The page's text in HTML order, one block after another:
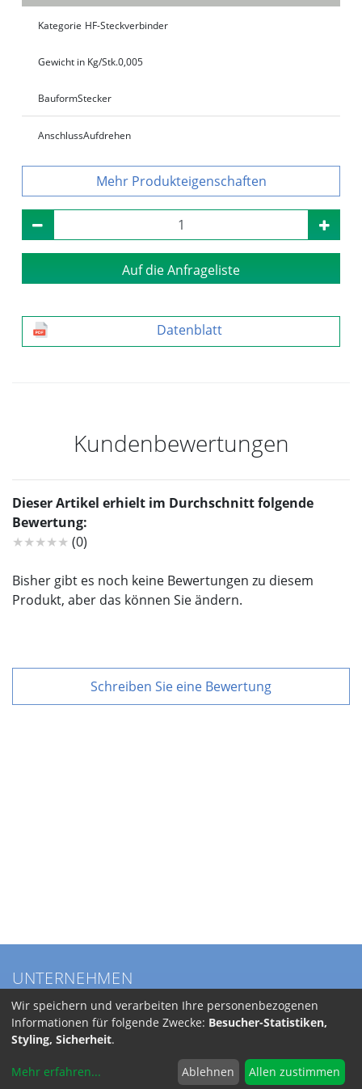
Kategorie HF-Steckverbinder
Gewicht in Kg/Stk.0,005
BauformStecker
AnschlussAufdrehen
Produkteigenschaften
Auf die Anfrageliste
Datenblatt
Kundenbewertungen
Dieser Artikel erhielt im Durchschnitt folgende
Bewertung:
★★★★★ (0)
Bisher gibt es noch keine Bewertungen zu diesem
Produkt, aber das können Sie ändern.
Schreiben Sie eine Bewertung
UNTERNEHMEN
Über BKL
Service
Anfahrt
Jobs
Wir speichern und verarbeiten Ihre personenbezogenen
Informationen für folgende Zwecke: Besucher-Statistiken,
Styling, Sicherheit.
Mehr erfahren... Ablehnen Allen zustimmen